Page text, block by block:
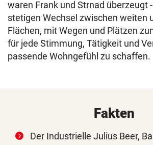
waren Frank und Strnad überzeugt
stetigen Wechsel zwischen weiten
Flächen, mit Wegen und Plätzen
für jede Stimmung, Tätigkeit und
passende Wohngefühl zu schaffen.
Fakten
Der Industrielle Julius Beer,